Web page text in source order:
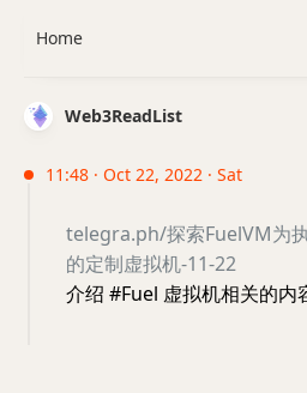
Web3ReadList
11:48 · Oct 22, 2022 · Sat
telegra.ph/探索FuelVM为
的定制虚拟机-11-22
介绍 #Fuel 虚拟机相关的内
Home